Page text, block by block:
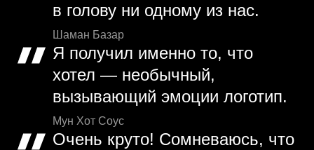
в голову ни одному из нас.
Шаман Базар
Я получил именно то, что
хотел — необычный,
вызывающий эмоции логотип.
Мун Хот Соус
Очень круто! Сомневаюсь, что